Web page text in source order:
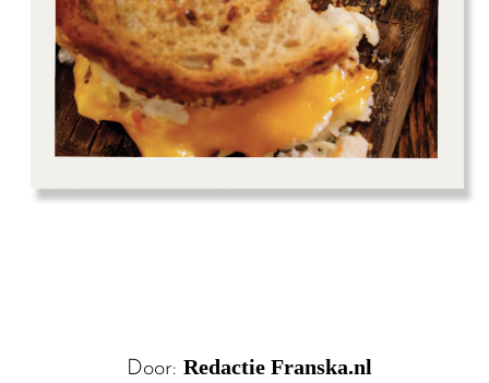
Door: Redactie Franska.nl